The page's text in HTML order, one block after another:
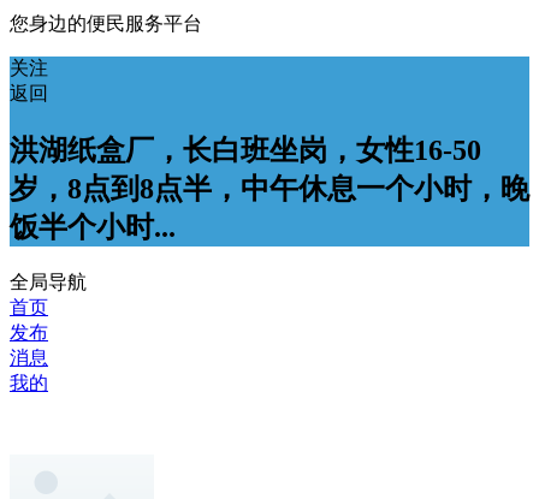
您身边的便民服务平台
关注
返回
洪湖纸盒厂，长白班坐岗，女性16-50
岁，8点到8点半，中午休息一个小时，晚
饭半个小时...
全局导航
首页
发布
消息
我的